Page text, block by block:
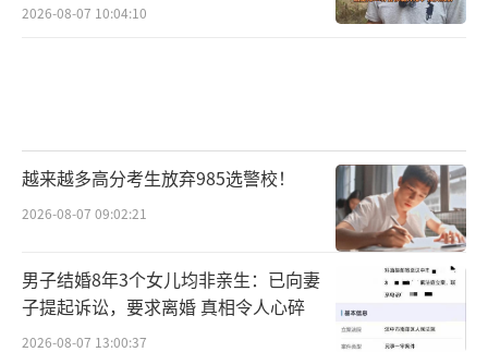
止是留守老人晚年的生活质量，还有整个村庄
尽管以长益基金会为代表的一部分基金会
已经在乡村养老问题上进行了试点和探索，但
整体上国内各基金会对于乡村养老问题的关注
和投入还不够，且基层一线社会服务机构缺乏
资源、能力和人力，这是当前乡村养老社会服
务遇到的挑战之一。
2026-08-07 10:04:10
越来越多高分考生放弃985选警校！
2026-08-07 09:02:21
男子结婚8年3个女儿均非亲生：已向妻
子提起诉讼，要求离婚 真相令人心碎
2026-08-07 13:00:37